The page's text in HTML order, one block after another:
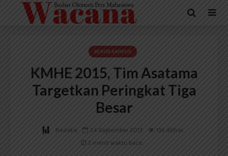
BERITA KAMPUS
KMHE 2015, Tim Asatama
Targetkan Peringkat Tiga
Besar
Redaksi 24 September 2015
136 dilihat
2 menit waktu baca